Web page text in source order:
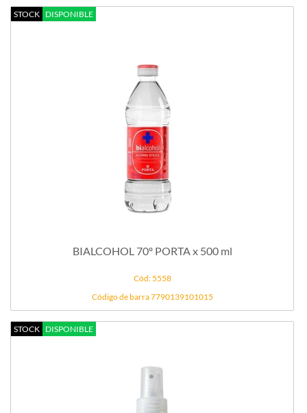
STOCK DISPONIBLE
BIALCOHOL 70º PORTA x 500 ml
Cód: 5558
Código de barra 7790139101015
STOCK DISPONIBLE